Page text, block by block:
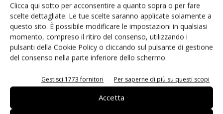
Clicca qui sotto per acconsentire a quanto sopra o per fare
scelte dettagliate. Le tue scelte saranno applicate solamente a
questo sito. È possibile modificare le impostazioni in qualsiasi
momento, compreso il ritiro del consenso, utilizzando i
pulsanti della Cookie Policy o cliccando sul pulsante di gestione
del consenso nella parte inferiore dello schermo.
Gestisci 1773 fornitori Per saperne di più su questi scopi
Accetta
focus su bio e mele club
I valori della Home of apples di Vog
Melinda e Novamont in partnership per il
biopackaging